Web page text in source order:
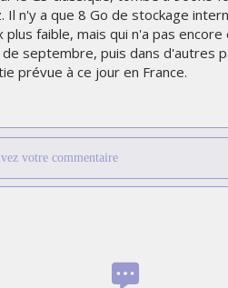
n'y a que 8 Go de stockage
plus faible, mais qui n'a pas
septembre, puis dans d'autres
prévue à ce jour en France.
votre commentaire
UNE LIVRÉE